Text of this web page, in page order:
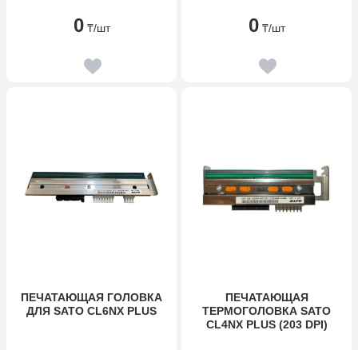
0 ₸/шт 0 ₸/шт
ПЕЧАТАЮЩАЯ ГОЛОВКА
ДЛЯ SATO CL6NX PLUS
ПЕЧАТАЮЩАЯ
ТЕРМОГОЛОВКА SATO
CL4NX PLUS (203 DPI)